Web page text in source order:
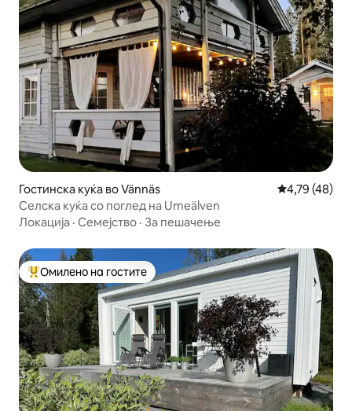
Гостинска куќа во Vännäs Просечна
4,79 (48)
Селска куќа со поглед на Umeälven
Локација · Семејство · За пешачење
Меѓу најуспешните „Омилени на гостите“
Омилено на гостите